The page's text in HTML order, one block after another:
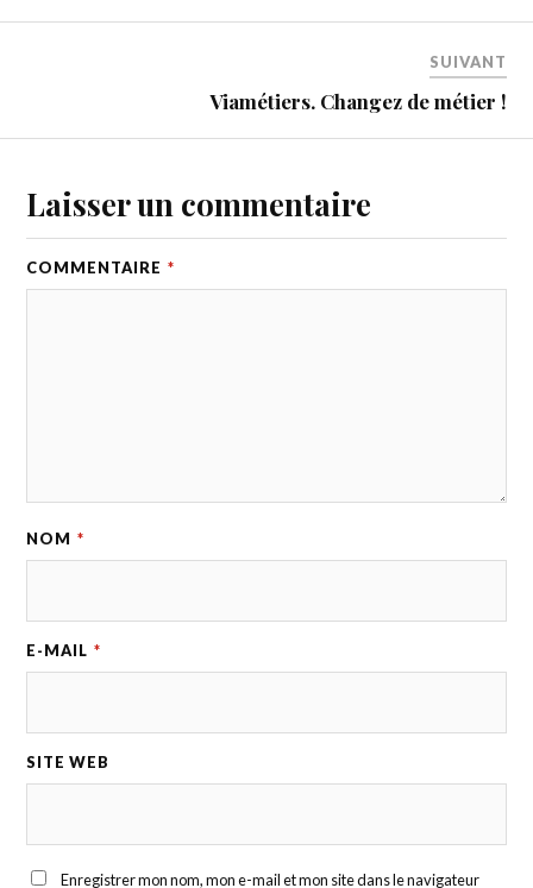
SUIVANT
Viamétiers. Changez de métier !
Laisser un commentaire
COMMENTAIRE *
NOM *
E-MAIL *
SITE WEB
Enregistrer mon nom, mon e-mail et mon site dans le navigateur